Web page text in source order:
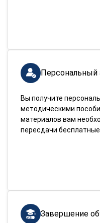
Персональный
Вы получите
методическими
материалов вам
пересдачи бесплатные.
Завершение